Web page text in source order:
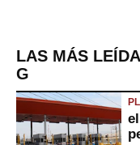
LAS MÁS
G